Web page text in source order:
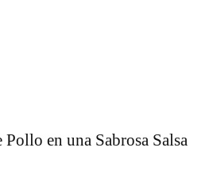
Pollo en una Sabrosa Salsa